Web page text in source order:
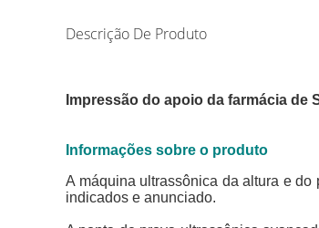
Descrição De Produto
Impressão do apoio da farmácia
Informações sobre o produto
A máquina ultrassônica da altura e
indicados e anunciado.